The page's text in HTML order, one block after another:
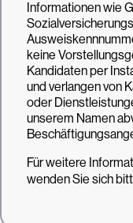
Informationen wie
keine
Kandidaten per
und verlangen von
oder
unserem Namen
Für weitere
wenden Sie sich